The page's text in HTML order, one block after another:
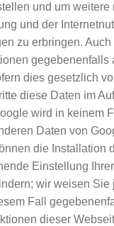
und um weitere
und der
zu erbringen.
gegebenenfalls
dies gesetzlich
diese Daten im
wird in keinem
Daten von
die Installation
Einstellung
wir weisen Sie
Fall
dieser